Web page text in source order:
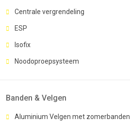
Centrale vergrendeling
ESP
Isofix
Noodoproepsysteem
Banden & Velgen
Aluminium Velgen met zomerbanden